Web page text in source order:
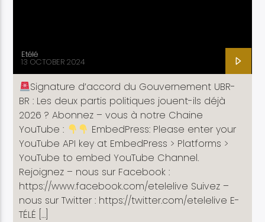
Etélé
13 OCTOBER 2024
Signature d’accord du Gouvernement UBR-
BR : Les deux partis politiques jouent-ils déjà
2026 ? Abonnez – vous à notre Chaine
YouTube :
EmbedPress: Please enter your
YouTube API key at EmbedPress > Platforms >
YouTube to embed YouTube Channel.
Rejoignez – nous sur Facebook :
https://www.facebook.com/etelelive Suivez –
nous sur Twitter : https://twitter.com/etelelive E-
TÉLÉ […]